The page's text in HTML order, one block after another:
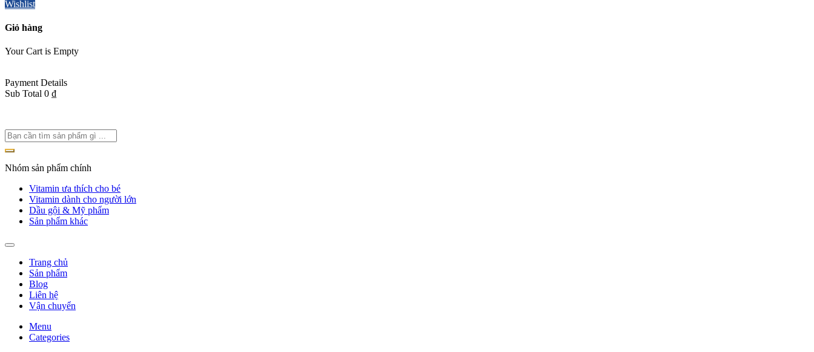
Wishlist
Giỏ hàng
Your Cart is Empty
Payment Details
Sub Total 0 ₫
Nhóm sản phẩm chính
Vitamin ưa thích cho bé
Vitamin dành cho người lớn
Dầu gội & Mỹ phẩm
Sản phẩm khác
Trang chủ
Sản phẩm
Blog
Liên hệ
Vận chuyển
Menu
Categories